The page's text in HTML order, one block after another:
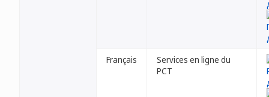
Français
Services en ligne du
PCT